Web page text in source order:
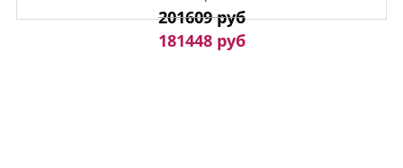
201609 руб
181448 руб